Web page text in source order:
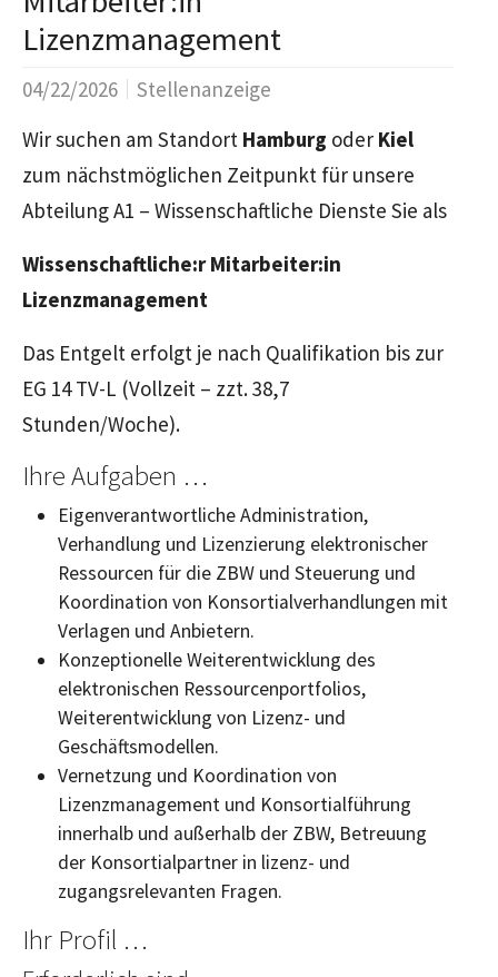
Lizenzmanagement
04/22/2026
Stellenanzeige
Wir suchen am Standort Hamburg oder Kiel
zum nächstmöglichen Zeitpunkt für unsere
Abteilung A1 – Wissenschaftliche Dienste Sie als
Wissenschaftliche:r Mitarbeiter:in
Lizenzmanagement
Das Entgelt erfolgt je nach Qualifikation bis zur
EG 14 TV-L (Vollzeit – zzt. 38,7
Stunden/Woche).
Ihre Aufgaben …
Eigenverantwortliche Administration,
Verhandlung und Lizenzierung elektronischer
Ressourcen für die ZBW und Steuerung und
Koordination von Konsortialverhandlungen mit
Verlagen und Anbietern.
Konzeptionelle Weiterentwicklung des
elektronischen Ressourcenportfolios,
Weiterentwicklung von Lizenz- und
Geschäftsmodellen.
Vernetzung und Koordination von
Lizenzmanagement und Konsortialführung
innerhalb und außerhalb der ZBW, Betreuung
der Konsortialpartner in lizenz- und
zugangsrelevanten Fragen.
Ihr Profil …